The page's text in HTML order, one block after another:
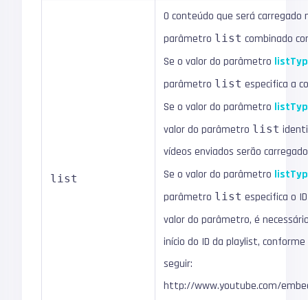
list
O conteúdo que será
parâmetro list combinado
Se o valor do parâmetro
parâmetro list especifica a
Se o valor do parâmetro
valor do parâmetro list
vídeos enviados serão
Se o valor do parâmetro
parâmetro list especifica o
valor do parâmetro, é
início do ID da playlist,
seguir:
http://www.youtube.com/